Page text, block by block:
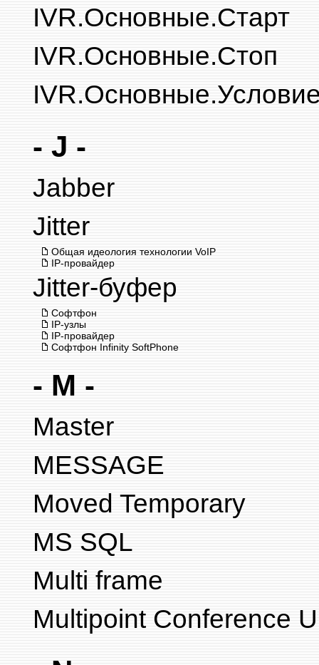
IVR.Основные.Старт
IVR.Основные.Стоп
- J -
Jabber
Jitter
Общая идеология технологии VoIP
IP-провайдер
Jitter-буфер
Софтфон
IP-узлы
IP-провайдер
Софтфон Infinity SoftPhone
- M -
Master
MESSAGE
Moved Temporary
MS SQL
Multi frame
Multipoint Conference